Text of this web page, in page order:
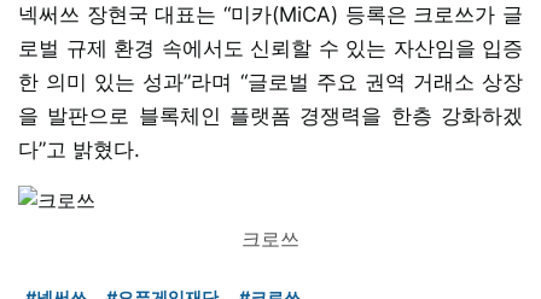
넥써쓰 장현국 대표는 “미카(MiCA) 등록은 크로쓰가 글
로벌 규제 환경 속에서도 신뢰할 수 있는 자산임을 입증
한 의미 있는 성과”라며 “글로벌 주요 권역 거래소 상장
을 발판으로 블록체인 플랫폼 경쟁력을 한층 강화하겠
다”고 밝혔다.
크로쓰